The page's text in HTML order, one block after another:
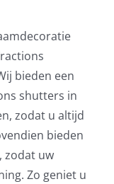
bieden een
shutters in
zodat u altijd
bieden
zodat uw
Zo geniet u